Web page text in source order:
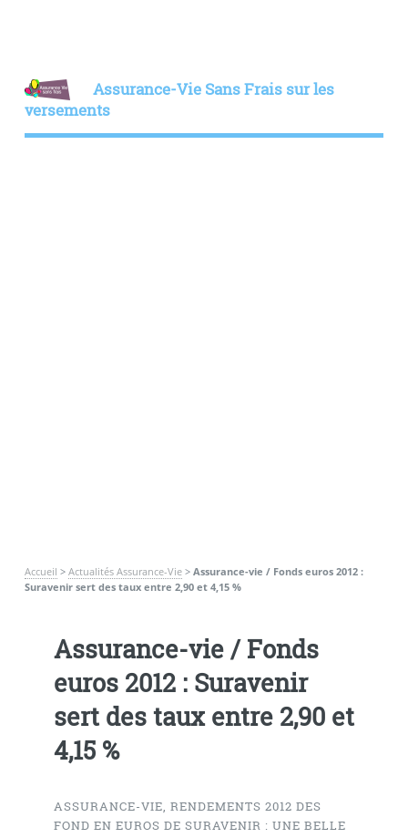
Assurance-Vie Sans Frais sur les
versements
Accueil > Actualités Assurance-Vie> Assurance-vie / Fonds euros 2012 :
Suravenir sert des taux entre 2,90 et 4,15 %
Assurance-vie / Fonds
euros 2012 : Suravenir
sert des taux entre 2,90 et
4,15 %
ASSURANCE-VIE, RENDEMENTS 2012 DES
FOND EN EUROS DE SURAVENIR : UNE BELLE